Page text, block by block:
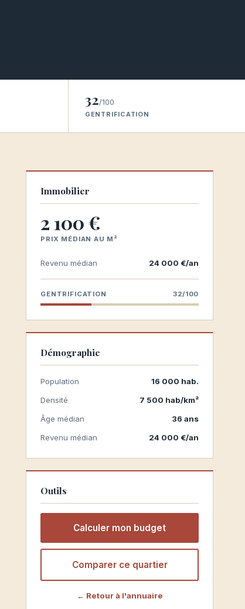
32/100
GENTRIFICATION
Immobilier
2 100 €
PRIX MÉDIAN AU M²
Revenu médian 24 000 €/an
GENTRIFICATION 32/100
Démographie
Population
16 000 hab.
Densité
7 500 hab/km²
Âge médian
36 ans
Revenu médian
24 000 €/an
Outils
Calculer mon budget
Comparer ce quartier
← Retour à l'annuaire